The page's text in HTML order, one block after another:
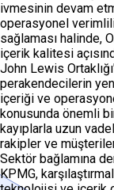
ivmesinin devam
operasyonel
sağlaması halinde,
içerik kalitesi
John Lewis
perakendecilerin
içeriği ve
konusunda önemli
kayıplarla uzun
rakipler ve
Sektör bağlamına
KPMG,